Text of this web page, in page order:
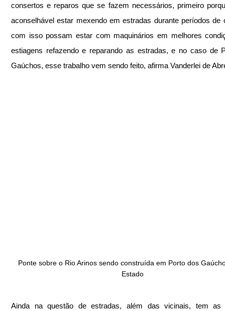
consertos e reparos que se fazem necessários, primeiro
aconselhável estar mexendo em estradas durante períodos de
com isso possam estar com maquinários em melhores
estiagens refazendo e reparando as estradas, e no caso de
Gaúchos, esse trabalho vem sendo feito, afirma Vanderlei de
Ponte sobre o Rio Arinos sendo construída em Porto dos
Estado
Ainda na questão de estradas, além das vicinais, tem as